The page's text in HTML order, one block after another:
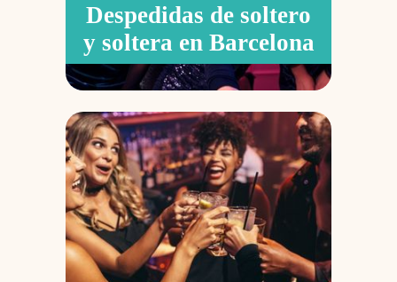
Despedidas de soltero
y soltera en Barcelona